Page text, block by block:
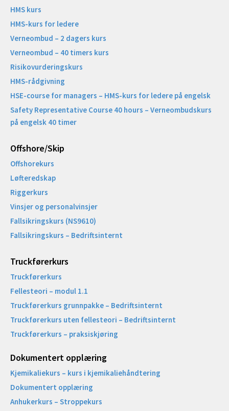
HMS kurs
HMS-kurs for ledere
Verneombud – 2 dagers kurs
Verneombud – 40 timers kurs
Risikovurderingskurs
HMS-rådgivning
HSE-course for managers – HMS-kurs for ledere på engelsk
Safety Representative Course 40 hours – Verneombudskurs
på engelsk 40 timer
Offshore/Skip​
Offshorekurs
Løfteredskap
Riggerkurs
Vinsjer og personalvinsjer
Fallsikringskurs (NS9610)
Fallsikringskurs – Bedriftsinternt
Truckførerkurs
Truckførerkurs
Fellesteori – modul 1.1
Truckførerkurs grunnpakke – Bedriftsinternt
Truckførerkurs uten fellesteori – Bedriftsinternt
Truckførerkurs – praksiskjøring
Dokumentert opplæring
Kjemikaliekurs – kurs i kjemikaliehåndtering
Dokumentert opplæring
Anhukerkurs – Stroppekurs